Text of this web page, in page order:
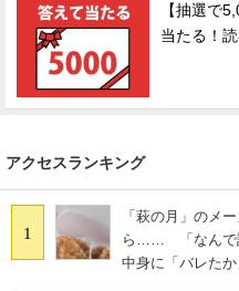
【抽選で
当たる！
アクセスランキング
1
「萩の月」のメ
ら…… 「なんで
中身に「バレたか